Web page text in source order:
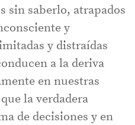
sin saberlo, atrapados
y
y distraídas
a la deriva
en nuestras
la verdadera
de decisiones y en